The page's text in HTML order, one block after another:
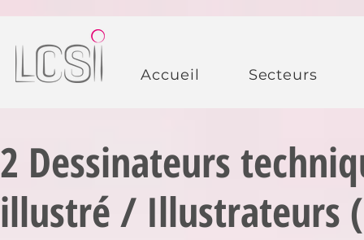
Accueil Secteurs
2 Dessinateurs
illustré / Illustrateurs